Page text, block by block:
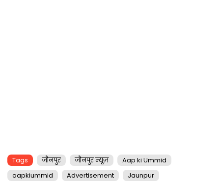
Tags जौनपुर जौनपुर न्यूज़
Aap ki Ummid
aapkiummid
Advertisement
Jaunpur